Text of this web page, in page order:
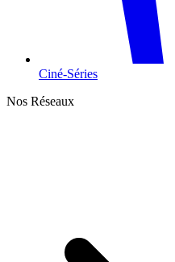
Ciné-Séries
Nos Réseaux